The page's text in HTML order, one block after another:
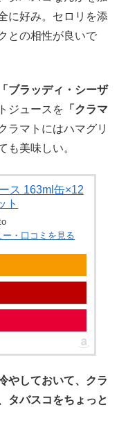
に好み。セロリを添
との相性が良いで
「ブラッディ・シーザ
ジュースを 「クラマ
ラマトにはハマグリ
も美味しい。
ス 163ml缶×12
ト
・口コミを見る
やしておいて、クラ
タバスコをちょっと